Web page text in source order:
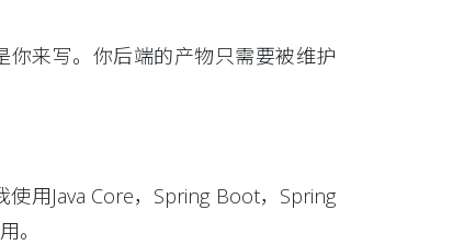
来写。你后端的产物只需要被维护
用Java Core，Spring Boot，Spring
。